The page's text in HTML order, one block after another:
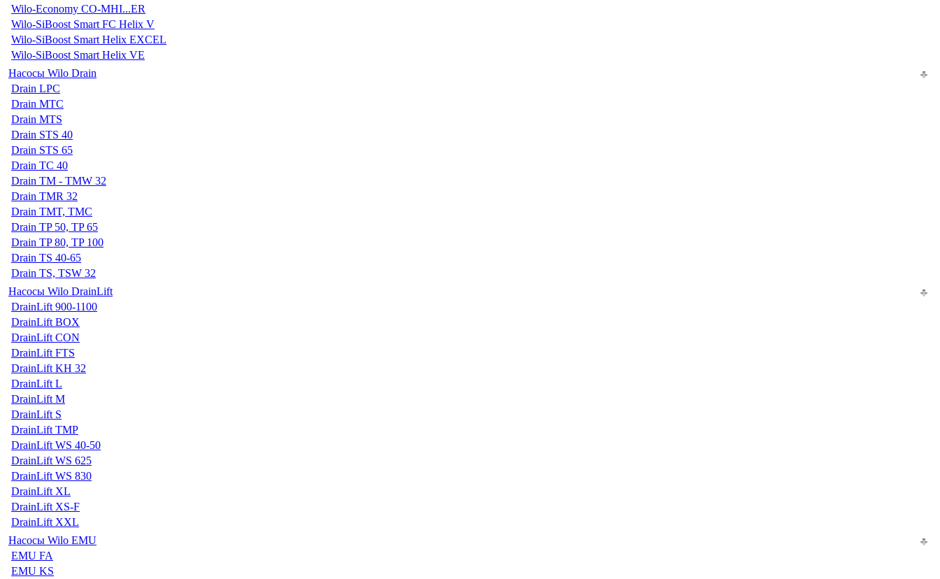
Wilo-Economy CO-MHI...ER
Wilo-SiBoost Smart FC Helix V
Wilo-SiBoost Smart Helix EXCEL
Wilo-SiBoost Smart Helix VE
Насосы Wilo Drain
Drain LPC
Drain MTC
Drain MTS
Drain STS 40
Drain STS 65
Drain TC 40
Drain TM - TMW 32
Drain TMR 32
Drain TMT, TMC
Drain TP 50, TP 65
Drain TP 80, TP 100
Drain TS 40-65
Drain TS, TSW 32
Насосы Wilo DrainLift
DrainLift 900-1100
DrainLift BOX
DrainLift CON
DrainLift FTS
DrainLift KH 32
DrainLift L
DrainLift M
DrainLift S
DrainLift TMP
DrainLift WS 40-50
DrainLift WS 625
DrainLift WS 830
DrainLift XL
DrainLift XS-F
DrainLift XXL
Насосы Wilo EMU
EMU FA
EMU KS